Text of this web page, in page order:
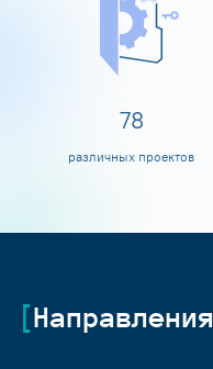
80
различных проектов
Направления